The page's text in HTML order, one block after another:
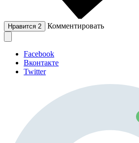
Нравится 2 Комментировать
Facebook
Вконтакте
Twitter